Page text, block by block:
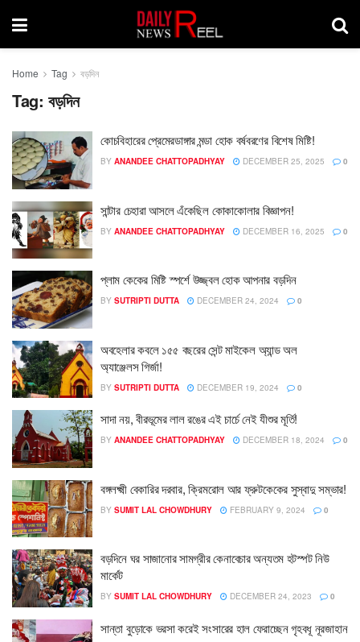
Home Tag বড়দিন
Tag: বড়দিন
কোচবিহারের প্রেমেরডাঙ্গার মন্ডা হোক বর্ষবরণের বিশেষ মিষ্টি!
BY ANANDEE CHATTOPADHYAY DECEMBER 25, 2025 0
সান্টার চেহারা আসলে এঁকেছিল কোকাকোলার বিজ্ঞাপন!
BY ANANDEE CHATTOPADHYAY DECEMBER 16, 2025 0
প্লাম কেকের মিষ্টি স্পর্শে উজ্জ্বল হোক আপনার বড়দিন
BY SUTRIPTI DUTTA DECEMBER 24, 2024 0
অবহেলার কবলে ১৫৫ বছরের সেন্ট মাইকেল অ্যান্ড অল
অ্যাঞ্জেলস গির্জা!
BY SUTRIPTI DUTTA DECEMBER 19, 2024 0
সাদা নয়, বীরভূমের লাল রঙের এই চার্চে নেই যীশুর মূর্তি!
BY ANANDEE CHATTOPADHYAY DECEMBER 18, 2024 0
বঙ্গলক্ষ্মী বেকারির দরবার, ক্রিমরোল আর ফ্রুটকেকের সুস্বাদু সম্ভার!
BY SUMIT LAL CHOWDHURY FEBRUARY 9, 2024 0
বড়দিনে ঘর সাজানোর সামগ্রীর কেনাবেচার অন্যতম হটস্পট নিউ
মার্কেট
BY SUMIT LAL CHOWDHURY DECEMBER 24, 2023 0
সান্তা বুড়োকে ভরসা করেই সংসারের হাল ফেরাচ্ছেন গৃহবধূ নূরজাহান